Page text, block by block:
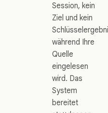
Session, kein
Ziel und kein
während Ihre
Quelle
eingelesen
wird. Das
System
bereitet